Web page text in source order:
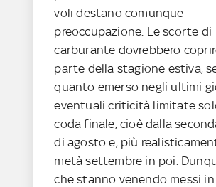
voli destano comunque
preoccupazione. Le scorte di
carburante dovrebbero
parte della stagione estiva,
quanto emerso negli ultimi
eventuali criticità limitate
coda finale, cioè dalla
di agosto e, più
metà settembre in poi.
che stanno venendo messi